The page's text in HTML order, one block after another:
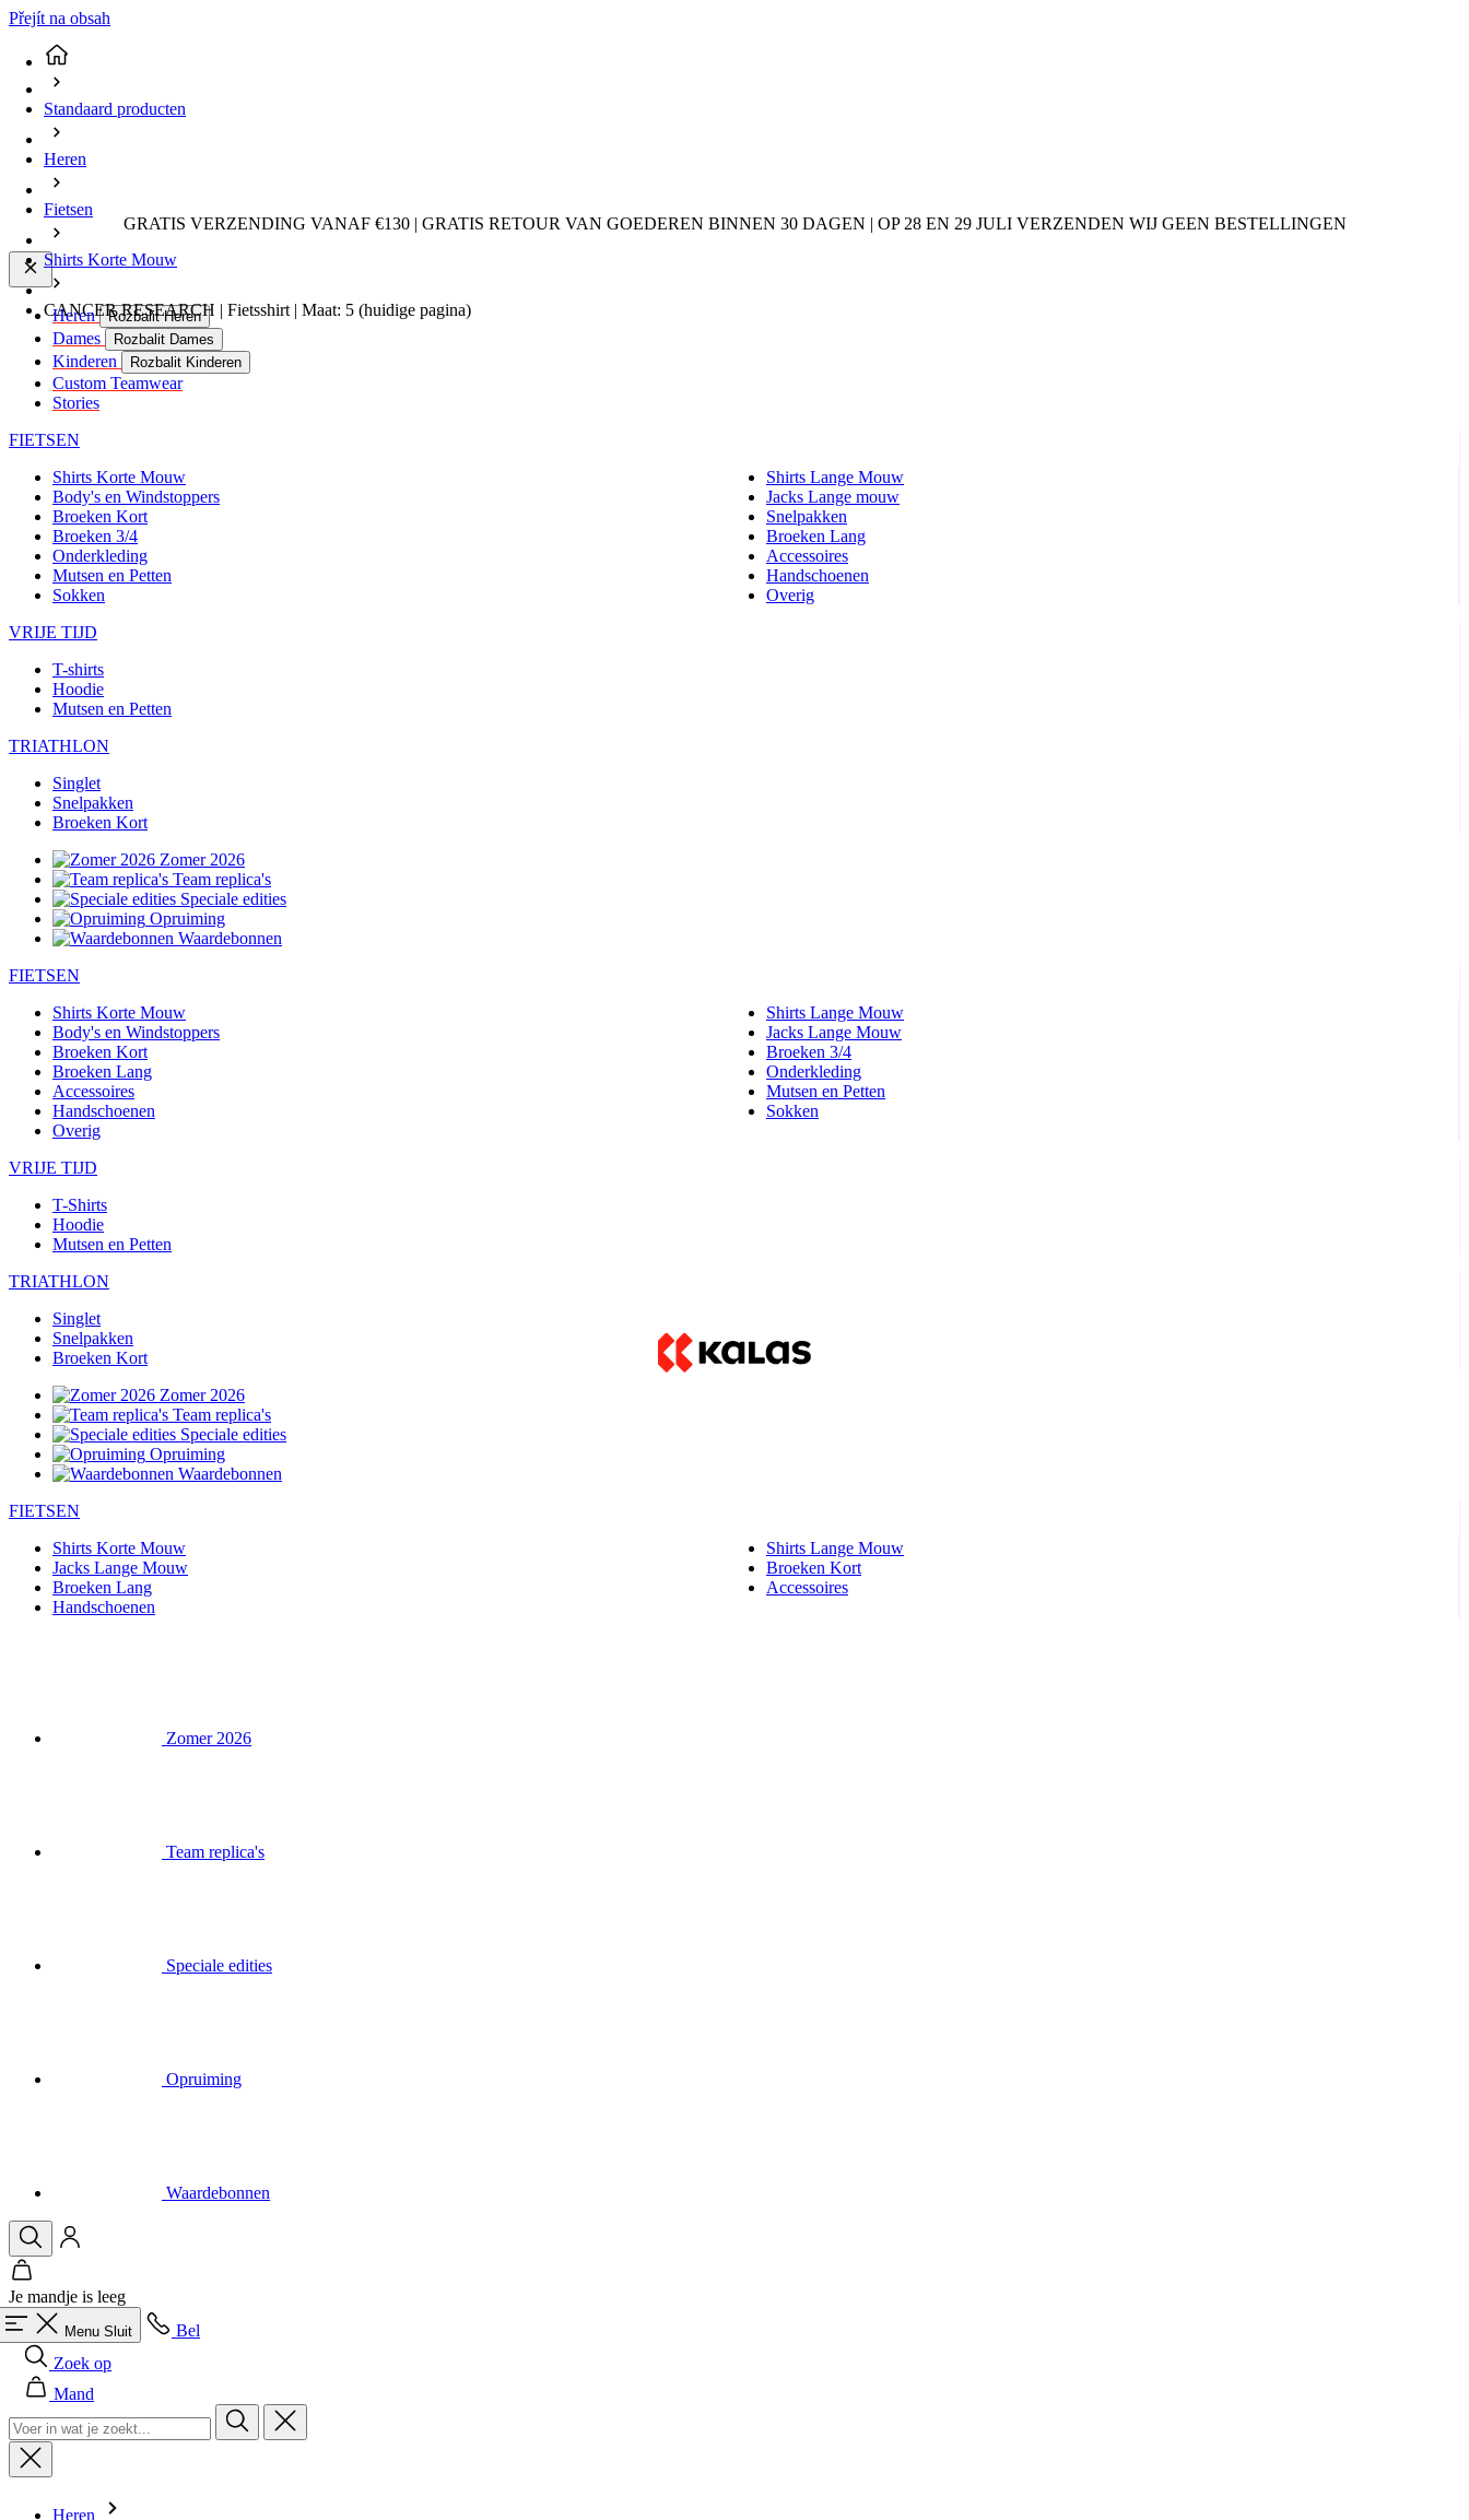
Přejít na obsah
GRATIS VERZENDING VANAF €130 | GRATIS RETOUR VAN GOEDEREN BINNEN 30 DAGEN | OP 28 EN 29 JULI VERZENDEN WIJ GEEN BESTELLINGEN
Heren Rozbalit Heren
Dames Rozbalit Dames
Kinderen Rozbalit Kinderen
Custom Teamwear
Stories
FIETSEN
Shirts Korte Mouw
Shirts Lange Mouw
Body's en Windstoppers
Jacks Lange mouw
Broeken Kort
Snelpakken
Broeken 3/4
Broeken Lang
Onderkleding
Accessoires
Mutsen en Petten
Handschoenen
Sokken
Overig
VRIJE TIJD
T-shirts
Hoodie
Mutsen en Petten
TRIATHLON
Singlet
Snelpakken
Broeken Kort
Zomer 2026
Team replica's
Speciale edities
Opruiming
Waardebonnen
FIETSEN
Shirts Korte Mouw
Shirts Lange Mouw
Body's en Windstoppers
Jacks Lange Mouw
Broeken Kort
Broeken 3/4
Broeken Lang
Onderkleding
Accessoires
Mutsen en Petten
Handschoenen
Sokken
Overig
VRIJE TIJD
T-Shirts
Hoodie
Mutsen en Petten
TRIATHLON
Singlet
Snelpakken
Broeken Kort
Zomer 2026
Team replica's
Speciale edities
Opruiming
Waardebonnen
FIETSEN
Shirts Korte Mouw
Shirts Lange Mouw
Jacks Lange Mouw
Broeken Kort
Broeken Lang
Accessoires
Handschoenen
Je mandje is leeg
Menu
Mand
Heren
Alles in categorie Heren
Standaard producten
Heren
Fietsen
Shirts Korte Mouw
CANCER RESEARCH | Fietsshirt | Maat: 5 (huidige pagina)